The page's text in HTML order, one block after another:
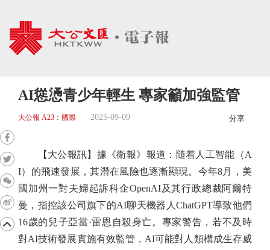
AI慫慂青少年輕生 專家籲加強監管
大公報 A23：國際 2025-09-09 分享
【大公報訊】據《衛報》報道：隨着人工智能（A
I）的飛速發展，其潛在風險也逐漸顯現。今年8月，美
國加州一對夫婦起訴科企OpenAI及其行政總裁阿爾特
曼，指控該公司旗下的AI聊天機器人ChatGPT導致他們
16歲的兒子亞當·雷恩自殺身亡。專家警告，若不及時
對AI技術發展實施有效監管，AI可能對人類構成生存威